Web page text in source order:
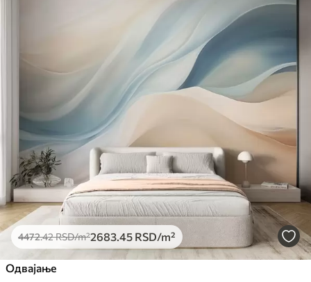
4472.42RSD/m²2683 .45 RSD/m²
Одвајање